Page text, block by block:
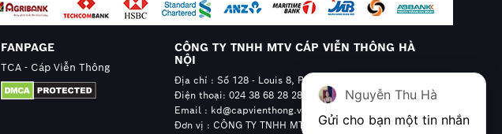
FANPAGE
TCA - Cáp Viễn Thông
CÔNG TY TNHH MTV CÁP VIỄN THÔNG HÀ
NỘI
Địa chỉ : Số 128 - Louis 8, Phường Hoàng Mai, Hà Nội
Điện thoại: 024 38 68 28 28 - 0904.608.606
Email : kd@capvienthong.vn
Đơn vị : CÔNG TY TNHH MTV CÁP VIỄN THÔNG HÀ NỘI
Nguyễn Thu Hà
Gửi cho bạn một tin nhắn